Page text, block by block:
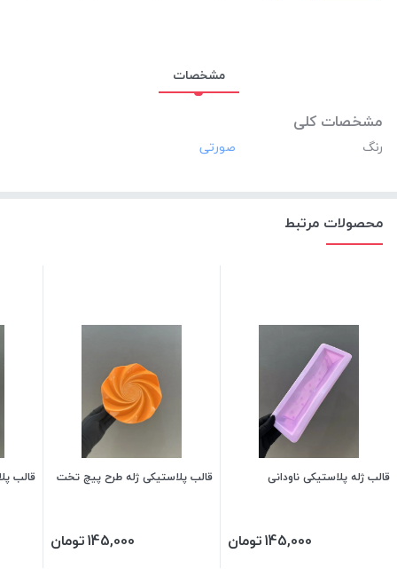
مشخصات
مشخصات کلی
رنگ
محصولات مرتبط
قالب ژله پلاستیکی ناودانی
145,000تومان
قالب پلاستیکی ژله طرح پیچ تخت
145,000تومان
قالب